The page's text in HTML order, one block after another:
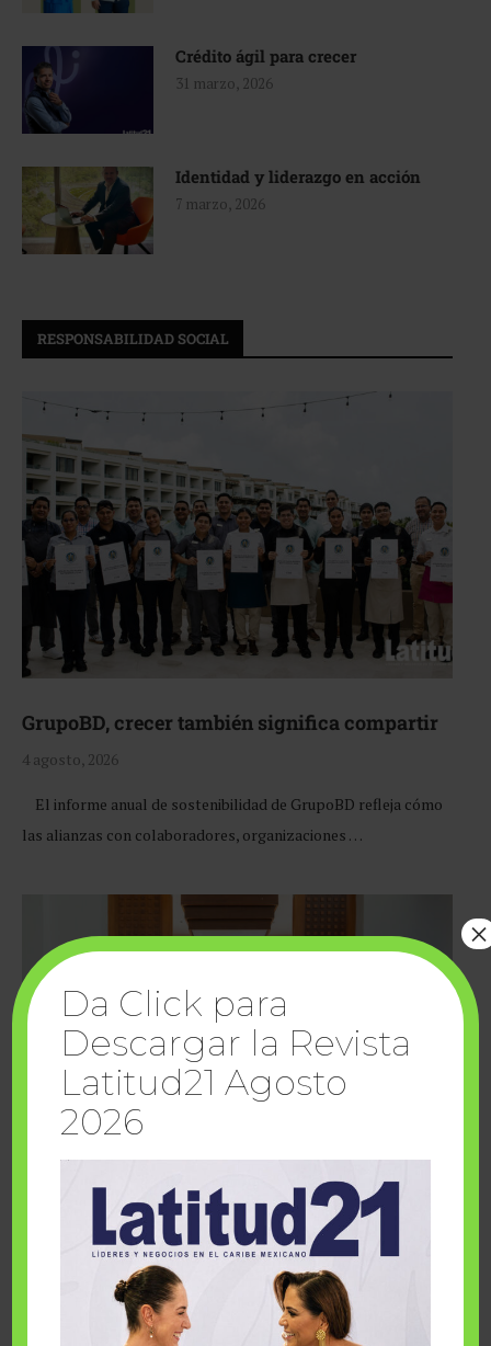
Crédito ágil para crecer
31 marzo, 2026
Identidad y liderazgo en acción
7 marzo, 2026
RESPONSABILIDAD SOCIAL
GrupoBD, crecer también significa compartir
4 agosto, 2026
El informe anual de sostenibilidad de GrupoBD refleja cómo
las alianzas con colaboradores, organizaciones …
Cuando la solidaridad inspira; cumplen
sueños Fairmont Mayakoba y Make-A-Wish
Da Click para
Descargar la Revista
Latitud21 Agosto
2026
×